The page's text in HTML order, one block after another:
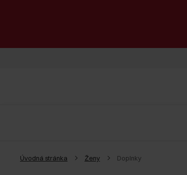
Úvodná stránka Ženy Doplnky